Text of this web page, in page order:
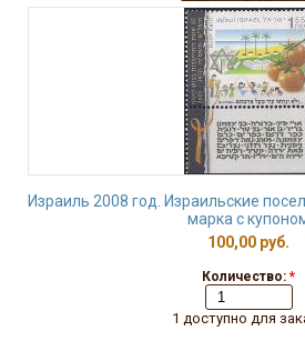
Израиль 2008 год. Израильские
марка с
100,00 руб.
Количество: *
1 доступно для